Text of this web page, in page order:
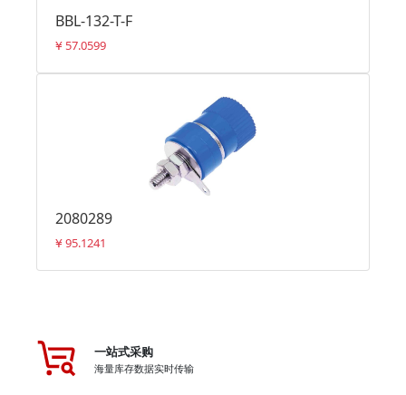
BBL-132-T-F
¥ 57.0599
2080289
¥ 95.1241
一站式采购
海量库存数据实时传输